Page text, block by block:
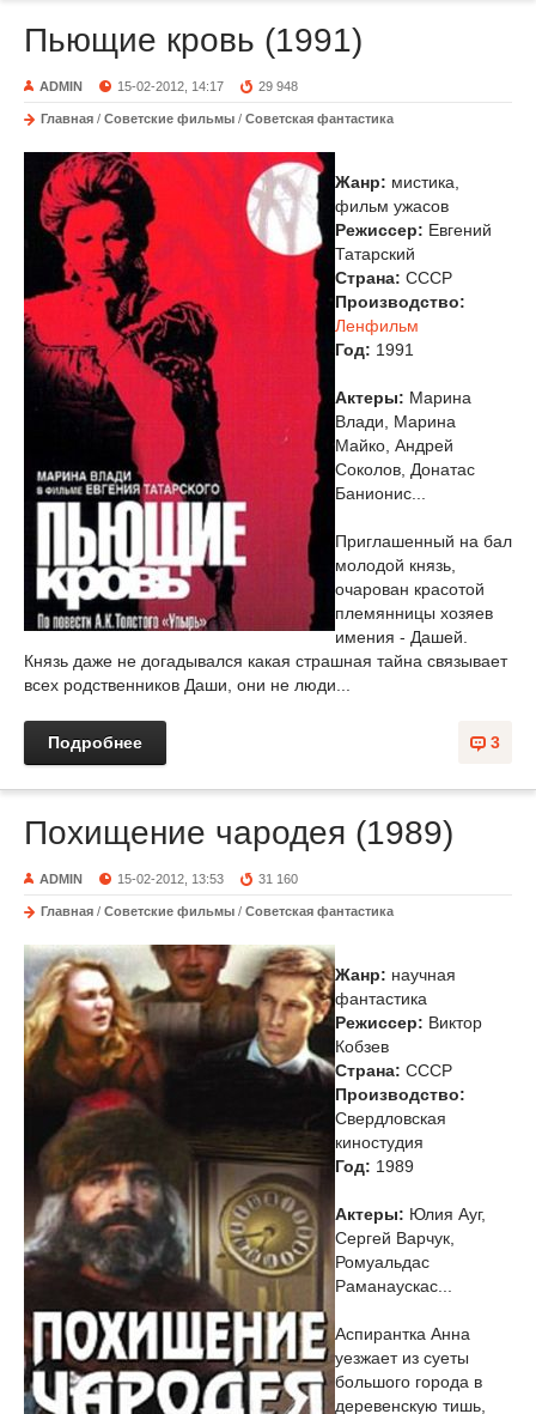
Пьющие кровь (1991)
ADMIN 15-02-2012, 14:17 29 948
Главная / Советские фильмы / Советская фантастика
Жанр: мистика,
фильм ужасов
Режиссер: Евгений
Татарский
Страна: СССР
Производство:
Ленфильм
Год: 1991
Актеры: Марина
Влади, Марина
Майко, Андрей
Соколов, Донатас
Банионис...
Приглашенный на бал
молодой князь,
очарован красотой
племянницы хозяев
имения - Дашей.
Князь даже не догадывался какая страшная тайна связывает
всех родственников Даши, они не люди...
3
Подробнее
Похищение чародея (1989)
ADMIN 15-02-2012, 13:53 31 160
Главная / Советские фильмы / Советская фантастика
Жанр: научная
фантастика
Режиссер: Виктор
Кобзев
Страна: СССР
Производство:
Свердловская
киностудия
Год: 1989
Актеры: Юлия Ауг,
Сергей Варчук,
Ромуальдас
Раманаускас...
Аспирантка Анна
уезжает из суеты
большого города в
деревенскую тишь,